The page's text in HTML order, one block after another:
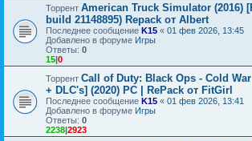
Торрент American Truck Simulator (2016)
build 21148895) Repack от Albert
Последнее сообщение K15 « 01 фев 2026, 13:45
Добавлено в форуме Игры
Ответы: 0
15|0
Торрент Call of Duty: Black Ops - Cold War
+ DLC's] (2020) PC | RePack от FitGirl
Последнее сообщение K15 « 01 фев 2026, 13:41
Добавлено в форуме Игры
Ответы: 0
2238|2923